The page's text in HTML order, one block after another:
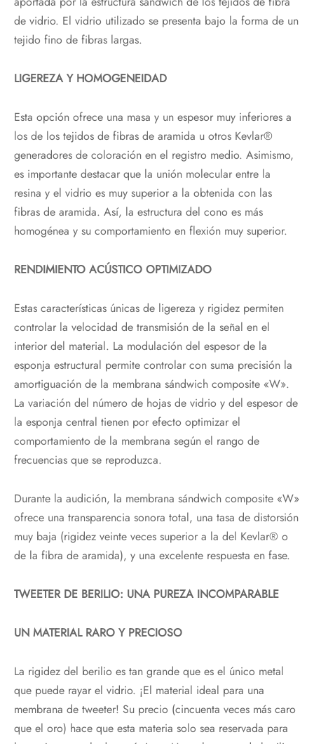
de vidrio. El vidrio utilizado se presenta bajo la forma de un
tejido fino de fibras largas.
LIGEREZA Y HOMOGENEIDAD
Esta opción ofrece una masa y un espesor muy inferiores a
los de los tejidos de fibras de aramida u otros Kevlar®
generadores de coloración en el registro medio. Asimismo,
es importante destacar que la unión molecular entre la
resina y el vidrio es muy superior a la obtenida con las
fibras de aramida. Así, la estructura del cono es más
homogénea y su comportamiento en flexión muy superior.
RENDIMIENTO ACÚSTICO OPTIMIZADO
Estas características únicas de ligereza y rigidez permiten
controlar la velocidad de transmisión de la señal en el
interior del material. La modulación del espesor de la
esponja estructural permite controlar con suma precisión la
amortiguación de la membrana sándwich composite «W».
La variación del número de hojas de vidrio y del espesor de
la esponja central tienen por efecto optimizar el
comportamiento de la membrana según el rango de
frecuencias que se reproduzca.
Durante la audición, la membrana sándwich composite «W»
ofrece una transparencia sonora total, una tasa de distorsión
muy baja (rigidez veinte veces superior a la del Kevlar® o
de la fibra de aramida), y una excelente respuesta en fase.
TWEETER DE BERILIO: UNA PUREZA INCOMPARABLE
UN MATERIAL RARO Y PRECIOSO
La rigidez del berilio es tan grande que es el único metal
que puede rayar el vidrio. ¡El material ideal para una
membrana de tweeter! Su precio (cincuenta veces más caro
que el oro) hace que esta materia solo sea reservada para